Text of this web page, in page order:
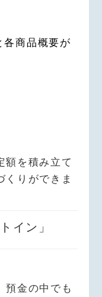
各商品概要が
額を積み立て
くりができま
イン」
預金の中でも